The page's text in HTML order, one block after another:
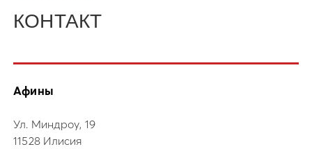
КОНТАКТ
Афины
Ул. Миндроу, 19
11528 Илисия